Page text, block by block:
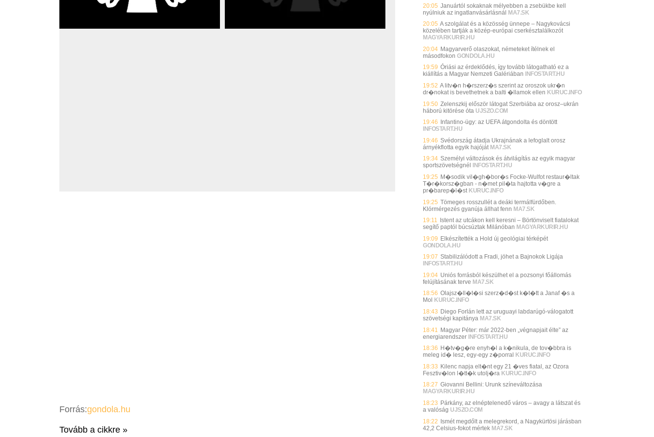
Forrás:gondola.hu
Tovább a cikkre »
20:05 Januártól sokaknak mélyebben a zsebükbe kell
nyúlniuk az ingatlanvásárlásnál MA7.SK
20:05 A szolgálat és a közösség ünnepe – Nagykovácsi
közelében tartják a közép-európai cserkésztalálkozót
MAGYARKURIR.HU
20:04 Magyarverő olaszokat, németeket ítélnek el
másodfokon GONDOLA.HU
19:59 Óriási az érdeklődés, így tovább látogatható ez a
kiállítás a Magyar Nemzeti Galériában
INFOSTART.HU
19:52 A litv�n h�rszerz�s szerint az oroszok ukr�n
dr�nokat is bevethetnek a balti �llamok ellen KURUC.INFO
19:50 Zelenszkij először látogat Szerbiába az orosz–ukrán
háború kitörése óta UJSZO.COM
19:46
Infantino-ügy: az UEFA átgondolta és döntött
INFOSTART.HU
19:46 Svédország átadja Ukrajnának a lefoglalt orosz
árnyékflotta egyik hajóját MA7.SK
19:34 Személyi változások és átvilágítás az egyik magyar
sportszövetségnél
INFOSTART.HU
19:25 M�sodik vil�gh�bor�s Focke-Wulfot restaur�ltak
T�r�korsz�gban - n�met pil�ta hajtotta v�gre a
pr�barep�l�st KURUC.INFO
19:25 Tömeges rosszullét a deáki termálfürdőben.
Klórmérgezés gyanúja állhat fenn MA7.SK
19:11
Istent az utcákon kell keresni – Börtönviselt fiatalokat
segítő paptól búcsúztak Milánóban MAGYARKURIR.HU
19:09 Elkészítették a Hold új geológiai térképét
GONDOLA.HU
19:07 Stabilizálódott a Fradi, jöhet a Bajnokok Ligája
INFOSTART.HU
19:04 Uniós forrásból készülhet el a pozsonyi főállomás
felújításának terve MA7.SK
18:56 Olajsz�ll�t�si szerz�d�st k�t�tt a Janaf �s a
Mol
KURUC.INFO
18:43 Diego Forlán lett az uruguayi labdarúgó-válogatott
szövetségi kapitánya MA7.SK
18:41
Magyar Péter: már 2022-ben „végnapjait élte” az
energiarendszer INFOSTART.HU
18:36 H�tv�g�re enyh�l a k�nikula, de tov�bbra is
meleg id� lesz, egy-egy z�porral KURUC.INFO
18:33 Kilenc napja elt�nt egy 21 �ves fiatal, az Ozora
Fesztiv�lon l�tt�k utolj�ra KURUC.INFO
18:27 Giovanni Bellini: Urunk színeváltozása
MAGYARKURIR.HU
18:23 Párkány, az elnéptelenedő város – avagy a látszat és
a valóság UJSZO.COM
18:22 Ismét megdőlt a melegrekord, a Nagykürtösi járásban
42,2 Celsius-fokot mértek MA7.SK